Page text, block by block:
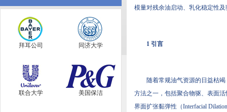
拜耳公司 同济大学
联合大学 美国保洁
模量对残余油启动、乳化稳定性
1 引言
随着常规油气资源的日益枯竭
方法之一，包括聚合物驱、表面
界面扩张黏弹性（Interfacial